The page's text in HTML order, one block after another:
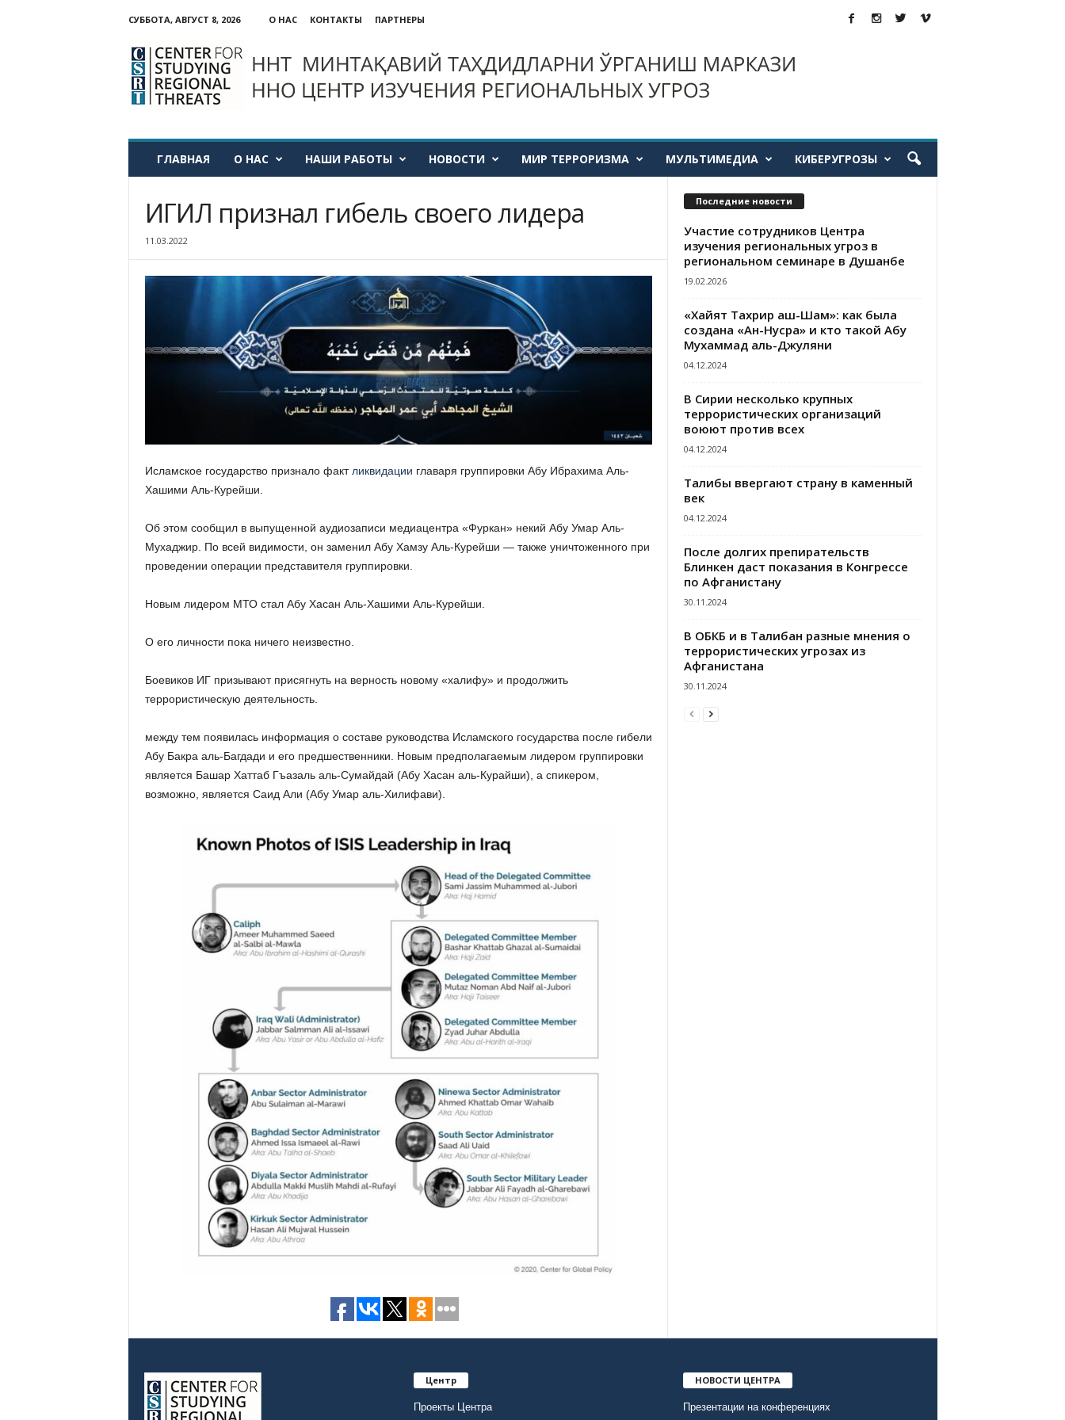
СУББОТА, АВГУСТ 8, 2026 О НАС КОНТАКТЫ
ПАРТНЕРЫ
Центр
изучения
региональных
угроз
ГЛАВНАЯ О НАС НАШИ РАБОТЫ НОВОСТИ МИР ТЕРРОРИЗМА МУЛЬТИМЕДИА КИБЕРУГРОЗЫ
ИГИЛ признал гибель своего лидера
11.03.2022
Исламское государство признало факт ликвидации главаря группировки Абу Ибрахима Аль-
Хашими Аль-Курейши.
Об этом сообщил в выпущенной аудиозаписи медиацентра «Фуркан» некий Абу Умар Аль-
Мухаджир. По всей видимости, он заменил Абу Хамзу Аль-Курейши — также уничтоженного при
проведении операции представителя группировки.
Новым лидером МТО стал Абу Хасан Аль-Хашими Аль-Курейши.
О его личности пока ничего неизвестно.
Боевиков ИГ призывают присягнуть на верность новому «халифу» и продолжить
террористическую деятельность.
между тем появилась информация о составе руководства Исламского государства после гибели
Абу Бакра аль-Багдади и его предшественники. Новым предполагаемым лидером группировки
является Башар Хаттаб Гъазаль аль-Сумайдай (Абу Хасан аль-Курайши), а спикером,
возможно, является Саид Али (Абу Умар аль-Хилифави).
Последние новости
Участие сотрудников Центра
изучения региональных угроз в
региональном семинаре в Душанбе
19.02.2026
«Хайят Тахрир аш-Шам»: как была
создана «Ан-Нусра» и кто такой Абу
Мухаммад аль-Джуляни
04.12.2024
В Сирии несколько крупных
террористических организаций
воюют против всех
04.12.2024
Талибы ввергают страну в каменный
век
04.12.2024
После долгих препирательств
Блинкен даст показания в Конгрессе
по Афганистану
30.11.2024
В ОБКБ и в Талибан разные мнения о
террористических угрозах из
Афганистана
30.11.2024
Центр
Проекты Центра
НОВОСТИ ЦЕНТРА
Презентации на конференциях